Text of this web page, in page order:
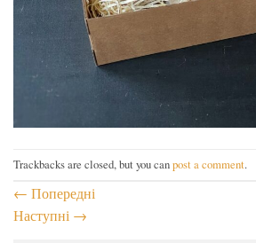
Trackbacks are closed, but you canpost a comment.
← Попередні
Наступні →